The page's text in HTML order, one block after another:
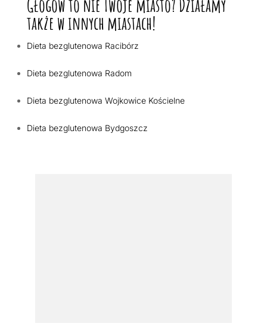
Głogów to nie Twoje miasto? Działamy
także w innych miastach!
Dieta bezglutenowa Racibórz
Dieta bezglutenowa Radom
Dieta bezglutenowa Wojkowice Kościelne
Dieta bezglutenowa Bydgoszcz